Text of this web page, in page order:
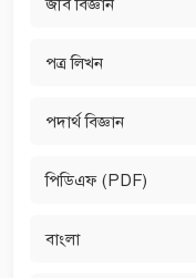
জীব বিজ্ঞান
পত্র লিখন
পদার্থ বিজ্ঞান
পিডিএফ (PDF)
বাংলা